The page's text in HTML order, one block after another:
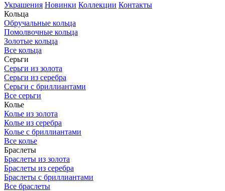
Украшения Новинки Коллекции Контакты
Кольца
Обручальные кольца
Помолвочные кольца
Золотые кольца
Все кольца
Серьги
Серьги из золота
Серьги из серебра
Серьги с бриллиантами
Все серьги
Колье
Колье из золота
Колье из серебра
Колье с бриллиантами
Все колье
Браслеты
Браслеты из золота
Браслеты из серебра
Браслеты с бриллиантами
Все браслеты